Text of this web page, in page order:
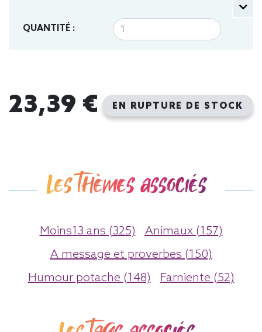
QUANTITÉ :
23,39 € EN RUPTURE DE STOCK
Les thèmes associés
Moins13 ans (325)
Animaux (157)
A message et proverbes (150)
Humour potache (148)
Farniente (52)